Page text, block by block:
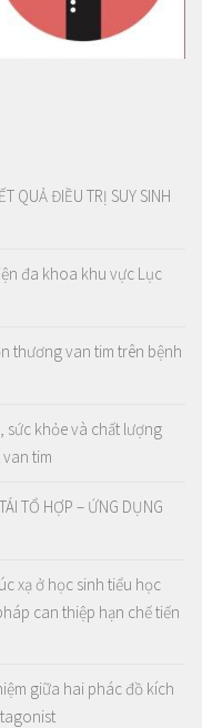
QUẢ ĐIỀU TRỊ SUY SINH
đa khoa khu vực Lục
thương van tim trên bệnh
sức khỏe và chất lượng
tim
TỔ HỢP – ỨNG DỤNG
xạ ở học sinh tiểu học
can thiệp hạn chế tiến
giữa hai phác đồ kích